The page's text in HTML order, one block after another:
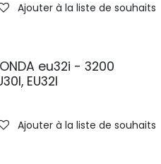
Ajouter à la liste de souhaits
eu32i - 3200
EU32I
Ajouter à la liste de souhaits